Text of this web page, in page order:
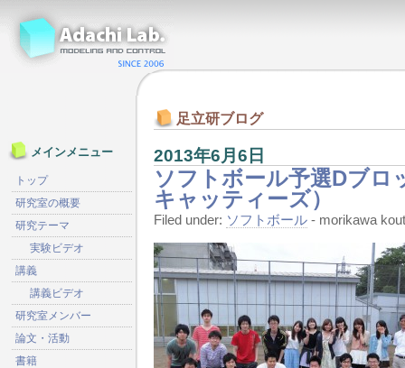
足立研ブログ
2013年6月6日
ソフトボール予選Dブロ
キャッティーズ）
Filed under: ソフトボール - morikawa
メインメニュー
トップ
研究室の概要
研究テーマ
実験ビデオ
講義
講義ビデオ
研究室メンバー
論文・活動
書籍